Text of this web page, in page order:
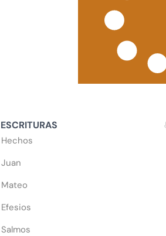
ESCRITURAS
Hechos
Juan
Mateo
Efesios
Salmos